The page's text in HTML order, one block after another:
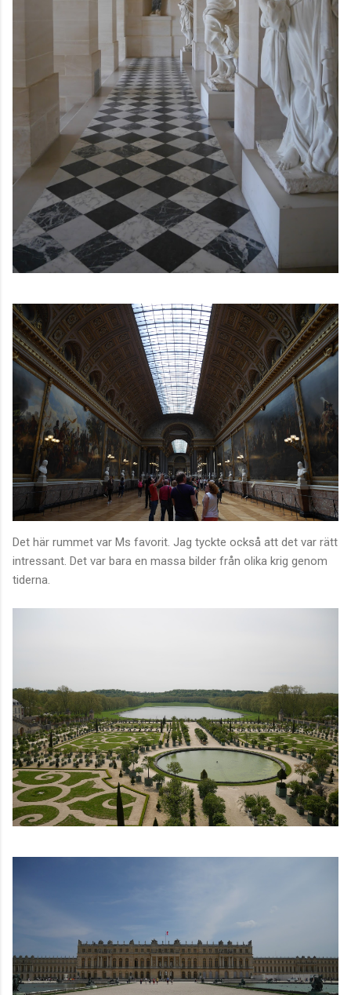
Det här rummet var Ms favorit. Jag tyckte också att det var rätt
intressant. Det var bara en massa bilder från olika krig genom
tiderna.